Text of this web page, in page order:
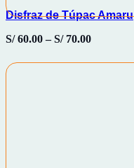
Disfraz de Túpac Amaru
S/60.00–S/70.00